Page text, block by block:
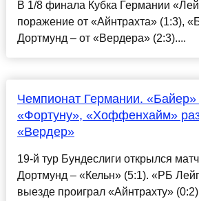
В 1/8 финала Кубка Германии
поражение от «Айнтрахта» (1:3),
Дортмунд – от «Вердера» (2:3)....
Чемпионат Германии. «Байер»
«Фортуну», «Хоффенхайм»
«Вердер»
19-й тур Бундеслиги открылся
Дортмунд – «Кельн» (5:1). «РБ
выезде проиграл «Айнтрахту»